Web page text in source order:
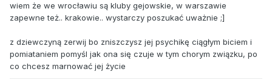
wiem że we wrocławiu są kluby gejowskie, w warszawie
zapewne też.. krakowie.. wystarczy poszukać uważnie ;]
z dziewczyną zerwij bo zniszczysz jej psychikę ciągłym biciem i
pomiataniem pomyśl jak ona się czuje w tym chorym związku, po
co chcesz marnować jej życie